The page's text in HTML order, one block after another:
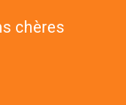
chères